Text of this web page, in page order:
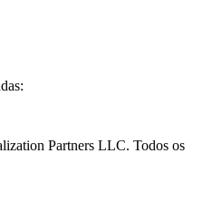
Partners LLC. Todos os